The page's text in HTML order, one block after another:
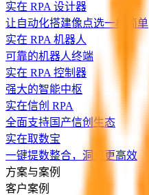
实在 RPA 设计器
让自动化搭建像点选一样简单
实在 RPA 机器人
可靠的机器人终端
实在 RPA 控制器
强大的智能中枢
实在信创 RPA
全面支持国产信创生态
实在取数宝
一键提数整合，洞察更高效
方案与案例
客户案例